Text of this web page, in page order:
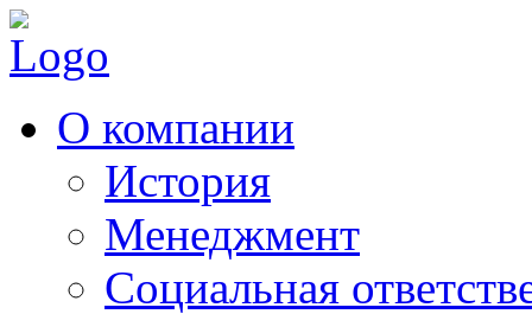
О компании
История
Менеджмент
Социальная